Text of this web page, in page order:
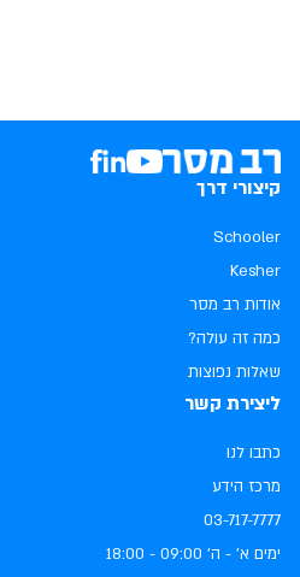
קיצורי דרך
Schooler
Kesher
אודות רב מסר
כמה זה עולה?
שאלות נפוצות
ליצירת קשר
כתבו לנו
מרכז הידע
03-717-7777
ימים א׳ - ה׳ ‏09:00 - 18:00